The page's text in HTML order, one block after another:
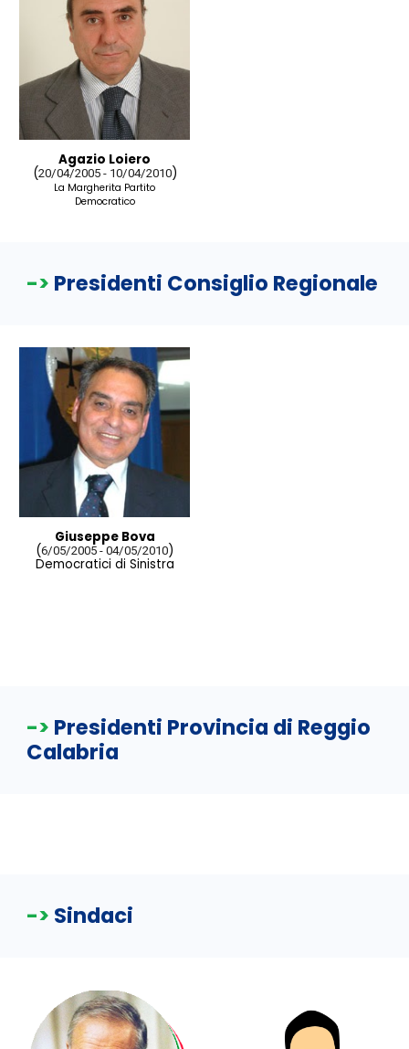
Agazio Loiero
(20/04/2005 - 10/04/2010)
La Margherita Partito
Democratico
-> Presidenti Consiglio Regionale
Giuseppe Bova
(6/05/2005 - 04/05/2010)
Democratici di Sinistra
-> Presidenti Provincia di Reggio
Calabria
-> Sindaci